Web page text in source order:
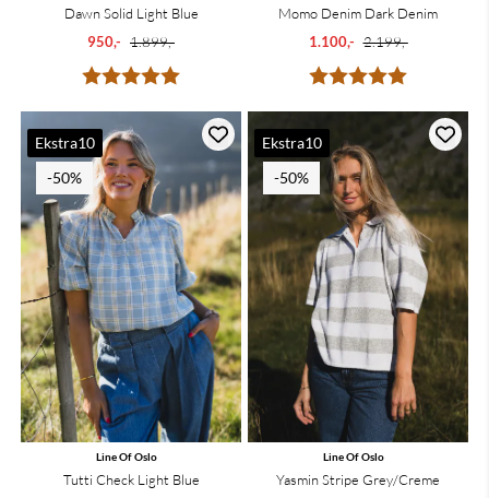
Karakter:
Dawn Solid Light Blue
950,- 1.899,-
Karakter:
Momo Denim Dark Denim
1.100,- 2.199,-
Ekstra10
-50%
Line Of Oslo
Tutti Check Light Blue
Ekstra10
-50%
Line Of Oslo
Yasmin Stripe Grey/Creme